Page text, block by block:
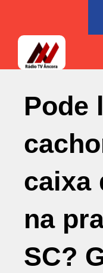
Pode
caixa
na
SC?